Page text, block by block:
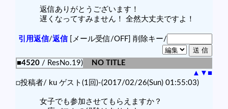
返信ありがとうございます！
遅くなってすみません！ 全然大丈夫ですよ！
引用返信/返信[メール受信/OFF] 削除キー/
■4520 / ResNo.19)
NO TITLE
▲ ▼ ■
□投稿者/ ku ゲスト(1回)-(2017/02/26(Sun) 01:55:03)
女子でも参加させてもらえますか？